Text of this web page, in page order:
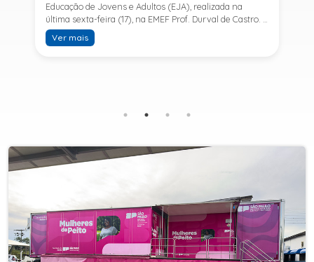
Educação de Jovens e Adultos (EJA), realizada na
última sexta-feira (17), na EMEF Prof. Durval de Castro. A
cerimônia celebrou a conclusão dos estudos de 53
alunos e entrou para a história ao marcar a primeira
SESI, ampliando o acesso à educação e oferecendo uma
retomar os estudos.A última turma da Educação de
Jovens e Adultos formada pelo município foi em 2016,
oferecida em Sete Barras e, a partir de agosto de 2025,
passou por uma importante ampliação. Em parceria
com o SESI, a Prefeitura passou a disponibilizar também
o Ensino Fundamental II (6º ao 9º ano) e o Ensino
Médio, ampliando significativamente as oportunidades
para que jovens e adultos concluam sua formação.A
Ver mais